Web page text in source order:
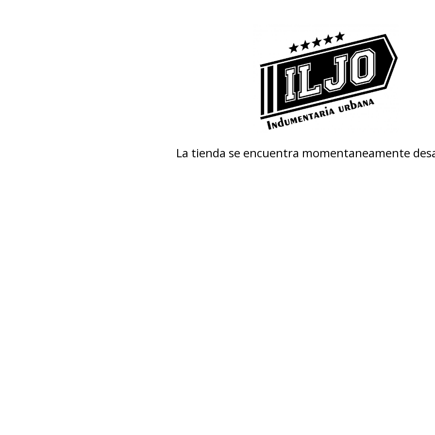
La tienda se encuentra momentaneamente